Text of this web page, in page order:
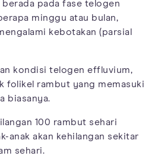
pada fase telogen
minggu atau bulan,
kebotakan (parsial
kondisi telogen effluvium,
folikel rambut yang memasuki
biasanya.
100 rambut sehari
anak akan kehilangan sekitar
sehari.